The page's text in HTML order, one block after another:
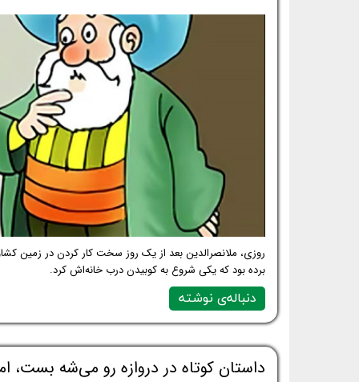
روزی، ملانصرالدین بعد از یک روز سخت کار کردن در زمین
برده بود که یکی شروع به کوبیدن درب خانه‌اش کرد.
دنباله‌ی نوشته
داستان کوتاه در دروازه رو می‌شه بست،